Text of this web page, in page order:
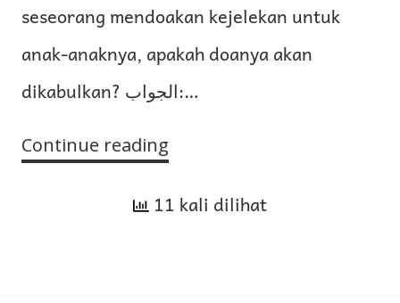
seseorang mendoakan kejelekan untuk
anak-anaknya, apakah doanya akan
dikabulkan? الجواب:…
Continue reading
Tidak
11 kali dilihat